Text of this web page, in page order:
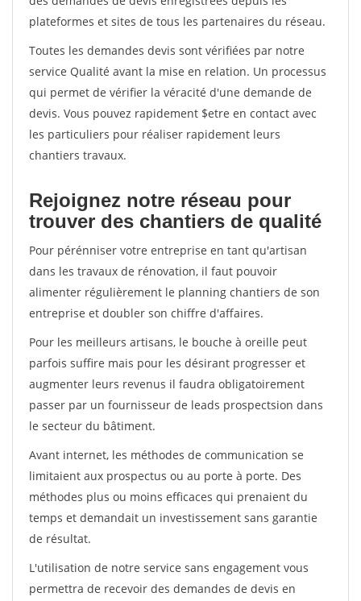
plateformes et sites de tous les partenaires du réseau.
Toutes les demandes devis sont vérifiées par notre
service Qualité avant la mise en relation. Un processus
qui permet de vérifier la véracité d'une demande de
devis. Vous pouvez rapidement $etre en contact avec
les particuliers pour réaliser rapidement leurs
chantiers travaux.
Rejoignez notre réseau pour
trouver des chantiers de qualité
Pour pérénniser votre entreprise en tant qu'artisan
dans les travaux de rénovation, il faut pouvoir
alimenter régulièrement le planning chantiers de son
entreprise et doubler son chiffre d'affaires.
Pour les meilleurs artisans, le bouche à oreille peut
parfois suffire mais pour les désirant progresser et
augmenter leurs revenus il faudra obligatoirement
passer par un fournisseur de leads prospectsion dans
le secteur du bâtiment.
Avant internet, les méthodes de communication se
limitaient aux prospectus ou au porte à porte. Des
méthodes plus ou moins efficaces qui prenaient du
temps et demandait un investissement sans garantie
de résultat.
L'utilisation de notre service sans engagement vous
permettra de recevoir des demandes de devis en